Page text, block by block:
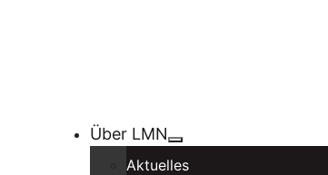
Über LMN
Aktuelles